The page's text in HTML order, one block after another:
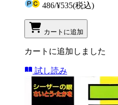
486/¥535(税込)
カートに追加
カートに追加しました
試し読み